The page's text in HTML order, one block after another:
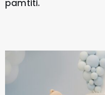
pamtiti.